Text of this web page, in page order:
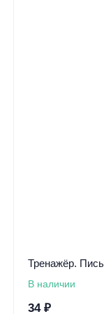
Тренажёр.
В наличии
34 ₽